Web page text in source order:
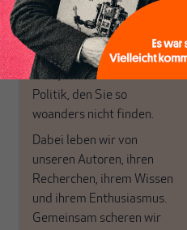
MAKROSKOP steht für
das große Ganze. Wir
haben einen Blick auf
Geld, Wirtschaft und
Politik, den Sie so
woanders nicht finden.
Dabei leben wir von
unseren Autoren, ihren
Recherchen, ihrem Wissen
und ihrem Enthusiasmus.
Gemeinsam scheren wir